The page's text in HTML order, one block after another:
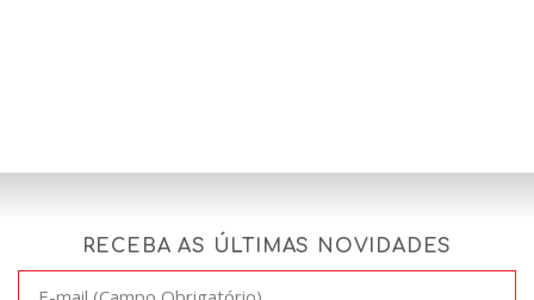
RECEBA AS ÚLTIMAS NOVIDADES